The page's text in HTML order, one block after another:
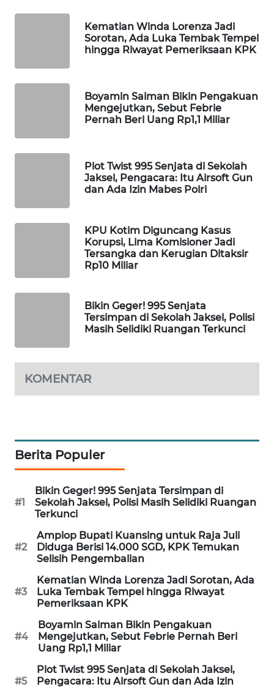
Kematian Winda Lorenza Jadi
Sorotan, Ada Luka Tembak Tempel
hingga Riwayat Pemeriksaan KPK
Boyamin Saiman Bikin Pengakuan
Mengejutkan, Sebut Febrie
Pernah Beri Uang Rp1,1 Miliar
Plot Twist 995 Senjata di Sekolah
Jaksel, Pengacara: Itu Airsoft Gun
dan Ada Izin Mabes Polri
KPU Kotim Diguncang Kasus
Korupsi, Lima Komisioner Jadi
Tersangka dan Kerugian Ditaksir
Rp10 Miliar
Bikin Geger! 995 Senjata
Tersimpan di Sekolah Jaksel, Polisi
Masih Selidiki Ruangan Terkunci
KOMENTAR
Berita Populer
#1
Bikin Geger! 995 Senjata Tersimpan di
Sekolah Jaksel, Polisi Masih Selidiki Ruangan
Terkunci
#2
Amplop Bupati Kuansing untuk Raja Juli
Diduga Berisi 14.000 SGD, KPK Temukan
Selisih Pengembalian
#3
Kematian Winda Lorenza Jadi Sorotan, Ada
Luka Tembak Tempel hingga Riwayat
Pemeriksaan KPK
#4
Boyamin Saiman Bikin Pengakuan
Mengejutkan, Sebut Febrie Pernah Beri
Uang Rp1,1 Miliar
#5
Plot Twist 995 Senjata di Sekolah Jaksel,
Pengacara: Itu Airsoft Gun dan Ada Izin
WAHANANEWS
WAHANA
UMKM
OTOMOTIF
WAHANA
HEALTH
DESA
WISATA
LAPAK
WAHANA
Network
LISTRIK
KELISTRIKAN
WALINKI
ID